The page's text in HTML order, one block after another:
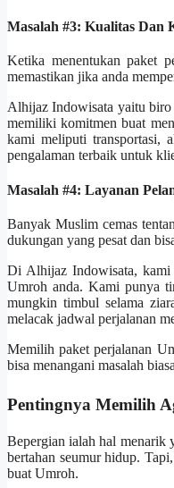
Masalah #3: Kualitas Dan
Ketika menentukan paket
memastikan jika anda
Alhijaz Indowisata yaitu biro
memiliki komitmen buat
kami meliputi transportasi,
pengalaman terbaik untuk
Masalah #4: Layanan
Banyak Muslim cemas
dukungan yang pesat dan
Di Alhijaz Indowisata, kami
Umroh anda. Kami punya
mungkin timbul selama
melacak jadwal perjalanan
Memilih paket perjalanan
bisa menangani masalah
Pentingnya Memilih
Bepergian ialah hal menarik
bertahan seumur hidup.
buat Umroh.